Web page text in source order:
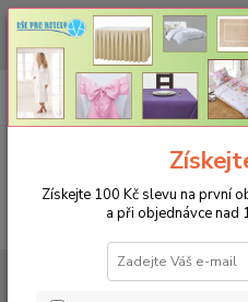
CHCETE NAKOUPIT VĚTŠÍ
CENU?
+420 773 794 023
Pondělí-pátek 9-16 hodin
UBRUSY
Teflonové ubrusy
Získejte 100 Kč slevu na první
a při objednávce nad